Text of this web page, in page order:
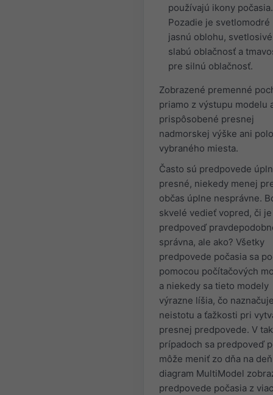
používajú ikony počasia.
Pozadie je svetlomodré
jasnú oblohu,
slabú oblačnosť a
pre silnú oblačnosť.
Zobrazené premenné
priamo z výstupu modelu
prispôsobené presnej
nadmorskej výške ani
vybraného miesta.
Často sú predpovede
presné, niekedy menej
občas úplne nesprávne.
skvelé vedieť vopred, či je
predpoveď
správna, ale ako? Všetky
predpovede počasia sa
pomocou počítačových
a niekedy sa tieto modely
výrazne líšia, čo
neistotu a ťažkosti pri
presnej predpovede. V
prípadoch sa predpoveď
môže meniť zo dňa na
diagram MultiModel
predpovede počasia z